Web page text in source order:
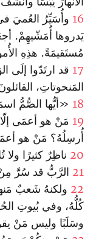
16 وأُسَيِّرُ العُميَ
يَدروها أُمَشّيهِمْ.
مُستَقيمَةً. هذِهِ
17 قد ارتَدّوا إلَى
المَنحوتاتِ،
18 «أيُّها الصُّمُّ
19 مَنْ هو أعمَى
أُرسِلُهُ؟ مَنْ هو
20 ناظِرٌ كثيرًا
21 الرَّبُّ قد سُرَّ
22 ولكنهُ شَعبٌ
كُلُّهُ، وفي بُيوتِ
وسَلَبًا وليس مَنْ